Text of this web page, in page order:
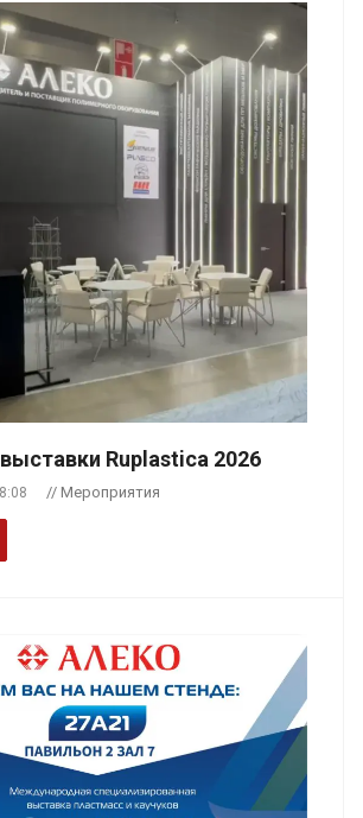
Ruplastica 2026
// Мероприятия